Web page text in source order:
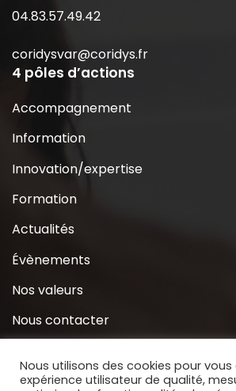
04.83.57.49.42
coridysvar@coridys.fr
4 pôles d’actions
Accompagnement
Information
Innovation/expertise
Formation
Actualités
Évènements
Nos valeurs
Nous contacter
S’inscrire à la Newsletter
Nous utilisons des cookies pour vous
expérience utilisateur de qualité,